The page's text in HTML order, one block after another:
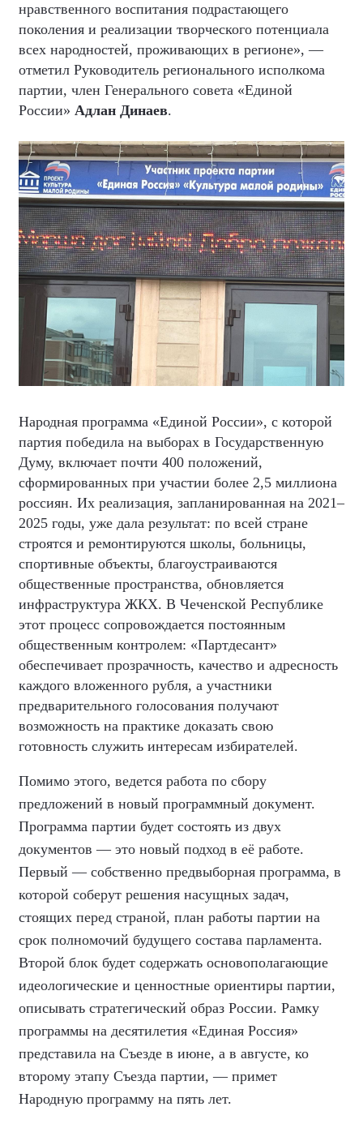
нравственного воспитания подрастающего
поколения и реализации творческого потенциала
всех народностей, проживающих в регионе», —
отметил Руководитель регионального исполкома
партии, член Генерального совета «Единой
России» Адлан Динаев.
Народная программа «Единой России», с которой
партия победила на выборах в Государственную
Думу, включает почти 400 положений,
сформированных при участии более 2,5 миллиона
россиян. Их реализация, запланированная на 2021–
2025 годы, уже дала результат: по всей стране
строятся и ремонтируются школы, больницы,
спортивные объекты, благоустраиваются
общественные пространства, обновляется
инфраструктура ЖКХ. В Чеченской Республике
этот процесс сопровождается постоянным
общественным контролем: «Партдесант»
обеспечивает прозрачность, качество и адресность
каждого вложенного рубля, а участники
предварительного голосования получают
возможность на практике доказать свою
готовность служить интересам избирателей.
Помимо этого, ведется работа по сбору
предложений в новый программный документ.
Программа партии будет состоять из двух
документов — это новый подход в её работе.
Первый — собственно предвыборная программа, в
которой соберут решения насущных задач,
стоящих перед страной, план работы партии на
срок полномочий будущего состава парламента.
Второй блок будет содержать основополагающие
идеологические и ценностные ориентиры партии,
описывать стратегический образ России. Рамку
программы на десятилетия «Единая Россия»
представила на Съезде в июне, а в августе, ко
второму этапу Съезда партии, — примет
Народную программу на пять лет.